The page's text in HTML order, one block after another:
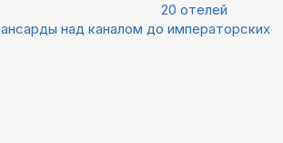
20 отелей
над каналом до императорских